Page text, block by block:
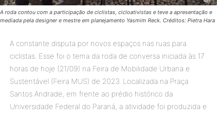
A roda contou com a participação de ciclistas, cicloativistas e teve a apresentação e
mediada pela designer e mestre em planejamento Yasmim Reck. Créditos: Pietra Hara
A constante disputa por novos espaços nas ruas para
ciclistas. Esse foi o tema da roda de conversa iniciada às 17
horas de hoje (21/09) na Feira de Mobilidade Urbana e
Sustentável (Feira MUS) de 2023. Localizada na Praça
Santos Andrade, em frente ao prédio histórico da
Universidade Federal do Paraná, a atividade foi produzida e